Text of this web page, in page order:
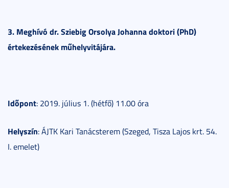
3. Meghívó dr. Sziebig Orsolya Johanna doktori (PhD)
értekezésének műhelyvitájára.
Időpont: 2019. július 1. (hétfő) 11.00 óra
Helyszín: ÁJTK Kari Tanácsterem (Szeged, Tisza Lajos krt. 54.
I. emelet)